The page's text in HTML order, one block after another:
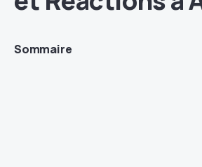
Sommaire